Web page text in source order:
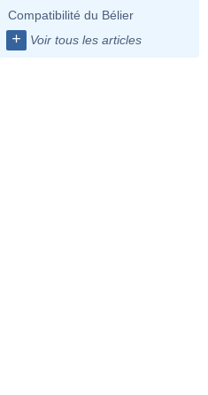
Compatibilité du Bélier
+ Voir tous les articles